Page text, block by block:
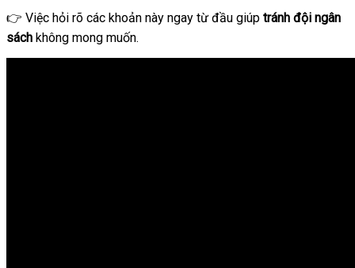
👉 Việc hỏi rõ các khoản này ngay từ đầu giúp tránh đội ngân
sách không mong muốn.